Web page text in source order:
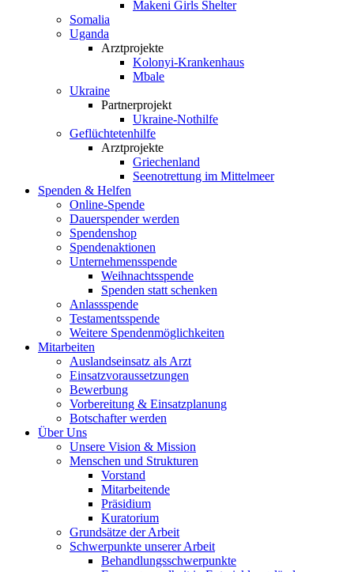
Makeni Girls Shelter
Somalia
Uganda
Arztprojekte
Kolonyi-Krankenhaus
Mbale
Ukraine
Partnerprojekt
Ukraine-Nothilfe
Geflüchtetenhilfe
Arztprojekte
Griechenland
Seenotrettung im Mittelmeer
Spenden & Helfen
Online-Spende
Dauerspender werden
Spendenshop
Spendenaktionen
Unternehmens­spende
Weihnachtsspende
Spenden statt schenken
Anlassspende
Testamentsspende
Weitere Spenden­möglichkeiten
Mitarbeiten
Auslandseinsatz als Arzt
Einsatzvoraussetzungen
Bewerbung
Vorbereitung & Einsatzplanung
Botschafter werden
Über Uns
Unsere Vision & Mission
Menschen und Strukturen
Vorstand
Mitarbeitende
Präsidium
Kuratorium
Grundsätze der Arbeit
Schwerpunkte unserer Arbeit
Behandlungs­schwerpunkte